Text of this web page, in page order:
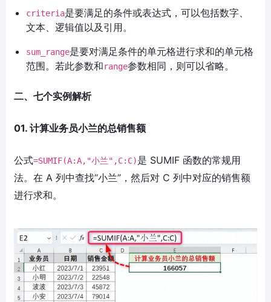
criteria是要满足的条件或表达式，可以包括数字、
文本、逻辑值以及引用。
sum_range是要对满足条件的单元格进行求和的单元格
范围。若此参数和range参数相同，则可以省略。
二、七个实例解析
01. 计算业务员小兰的总销售额
公式=SUMIF(A:A,"小兰",C:C)是 SUMIF 函数的常规用
法。在 A 列中查找“小兰”，然后对 C 列中对应的销售额
进行求和。